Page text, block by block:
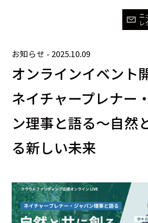
お知らせ - 2025.10.09
オンラインイベント
ネイチャープレナー
ン理事と語る〜自然
る新しい未来